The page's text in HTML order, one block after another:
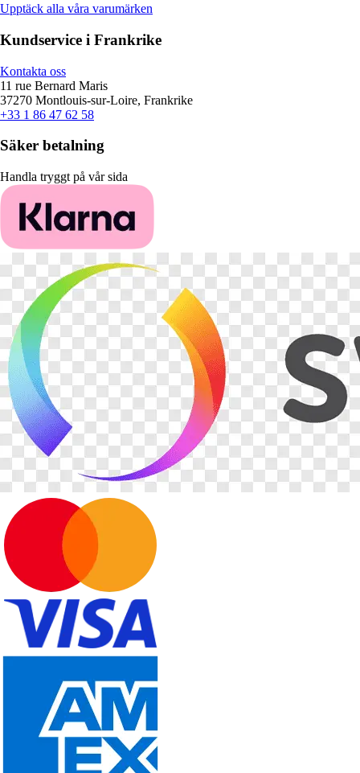
Upptäck alla våra varumärken
Kundservice i Frankrike
Kontakta oss
11 rue Bernard Maris
37270 Montlouis-sur-Loire, Frankrike
+33 1 86 47 62 58
Säker betalning
Handla tryggt på vår sida